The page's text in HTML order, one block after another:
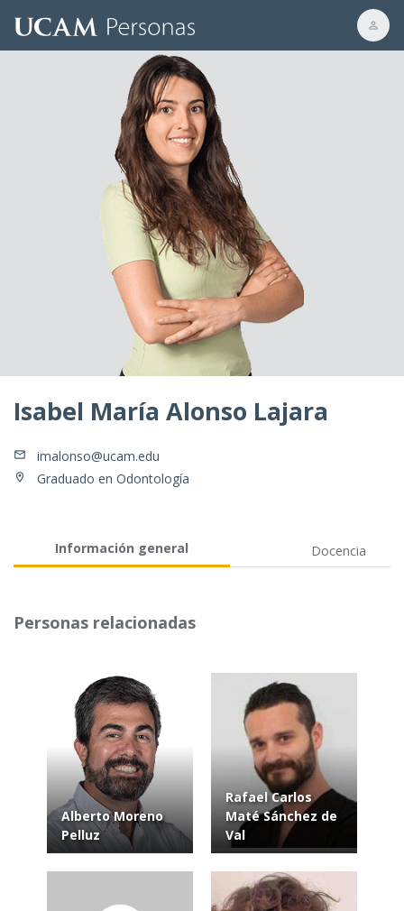
Isabel María Alonso Lajara
imalonso@ucam.edu
Graduado en Odontología
Información general Docencia
Personas relacionadas
Alberto Moreno
Pelluz
Rafael Carlos
Maté Sánchez de
Val